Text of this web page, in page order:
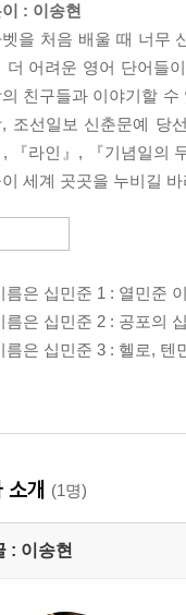
: 이송현
벳을 처음 배울 때 너무
더 어려운 영어 단어들
친구들과 이야기할
, 조선일보 신춘문예 당
, 『라인』, 『기념일의
세계 곳곳을 누비길
름은 십민준 1 : 열민준
름은 십민준 2 : 공포의
름은 십민준 3 : 헬로, 텐
소개 (1명)
: 이송현